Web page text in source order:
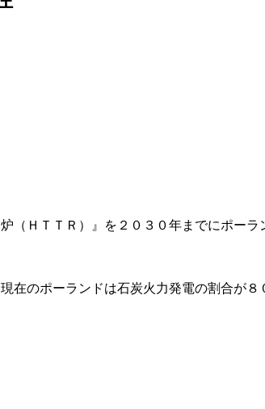
（ＨＴＴＲ）』を２０３０年までにポー
在のポーランドは石炭火力発電の割合が